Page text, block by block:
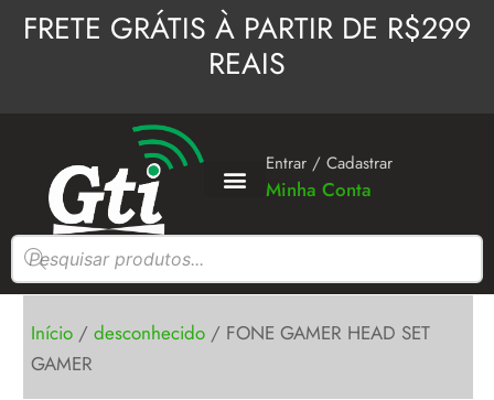
paraFRETE GRÁTIS À PARTIR DE R$299
REAIS
Entrar / Cadastrar
Minha Conta
Pesquisar
produtos
Início / desconhecido / FONE GAMER HEAD SET
GAMER